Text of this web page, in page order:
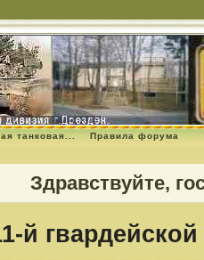
танковая... Правила форума
Здравствуйте,
й гвардейской